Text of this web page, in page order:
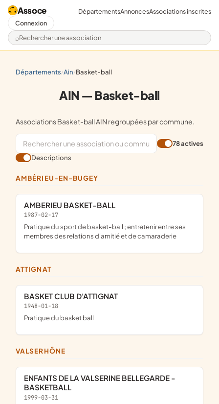
Assoce
Rechercher une association
DépartementsAnnoncesAssociations inscrites
Connexion
départements/ ain/ basket-ball
AIN — Basket-ball
Associations Basket-ball AIN regroupées par commune.
78 actives
Descriptions
AMBÉRIEU-EN-BUGEY
AMBERIEU BASKET-BALL
1987-02-17
pratique du sport de basket-ball ; entretenir entre ses
membres des relations d'amitié et de camaraderie
ATTIGNAT
BASKET CLUB D'ATTIGNAT
1948-01-18
pratique du basket ball
VALSERHÔNE
ENFANTS DE LA VALSERINE BELLEGARDE -
BASKETBALL
1999-03-31